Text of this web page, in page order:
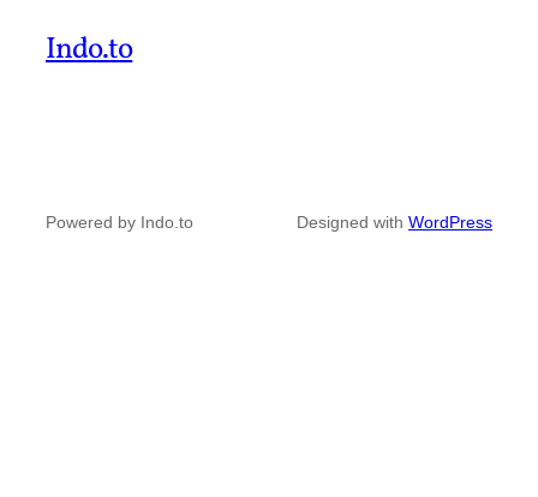
Indo.to
Powered by Indo.to Designed with WordPress